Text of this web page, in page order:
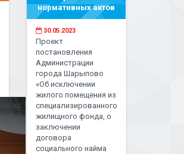
нормативных актов
30.05.2023
Проект
постановления
Администрации
города Шарыпово
«Об исключении
жилого помещения из
специализированного
жилищного фонда, о
заключении
договора
социального найма